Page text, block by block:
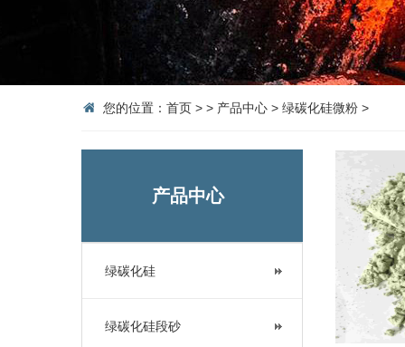
您的位置： 首页 > > 产品中心 > 绿碳化硅微粉 >
产品中心
绿碳化硅
绿碳化硅段砂